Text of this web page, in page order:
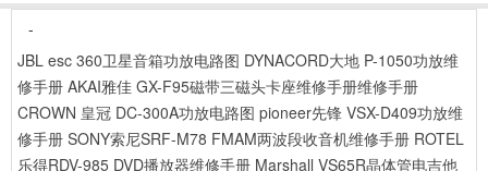
-
JBL esc 360卫星音箱功放电路图 DYNACORD大地 P-1050功放维
修手册 AKAI雅佳 GX-F95磁带三磁头卡座维修手册维修手册
CROWN 皇冠 DC-300A功放电路图 pioneer先锋 VSX-D409功放维
修手册 SONY索尼SRF-M78 FMAM两波段收音机维修手册 ROTEL
乐得RDV-985 DVD播放器维修手册 Marshall VS65R晶体管电吉他